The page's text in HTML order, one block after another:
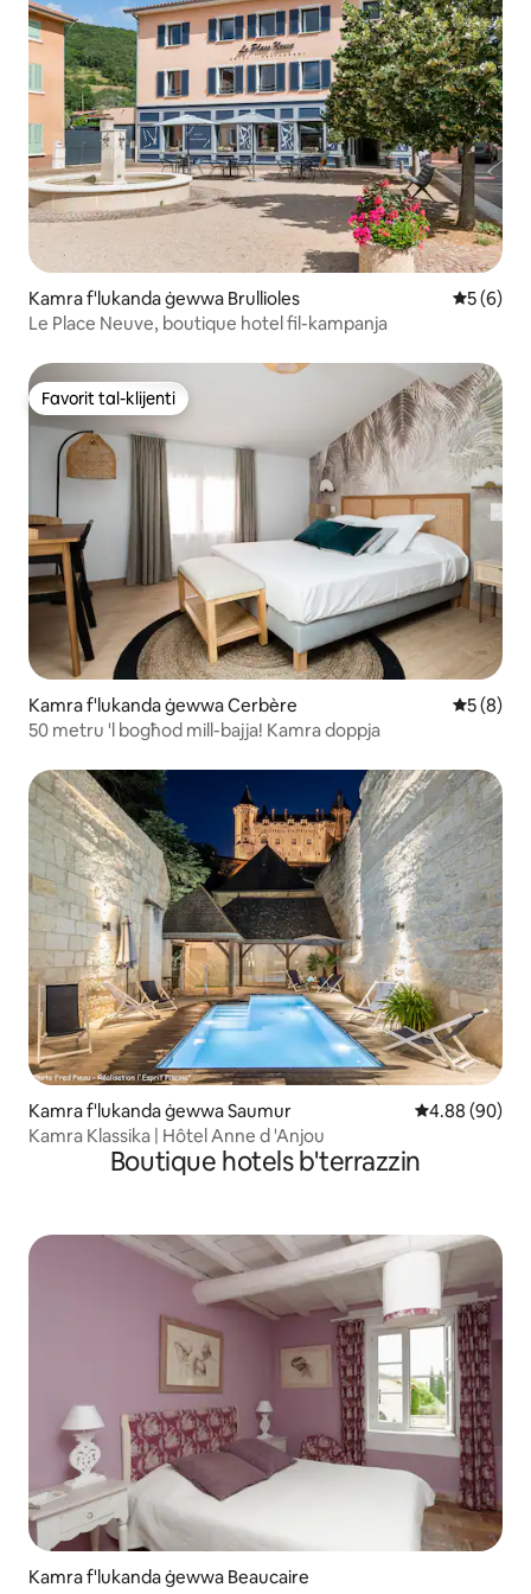
Kamra f'lukanda ġewwa Brullioles Rating
5 (6)
Le Place Neuve, boutique hotel fil-kampanja
Favorit tal-klijenti
Favorit tal-klijenti
Kamra f'lukanda ġewwa Cerbère Rating
5 (8)
50 metru 'l bogħod mill-bajja! Kamra doppja
Kamra f'lukanda ġewwa Saumur Rating medju
4.88 (90)
Kamra Klassika | Hôtel Anne d 'Anjou
Boutique hotels b'terrazzin
Kamra f'lukanda ġewwa Beaucaire